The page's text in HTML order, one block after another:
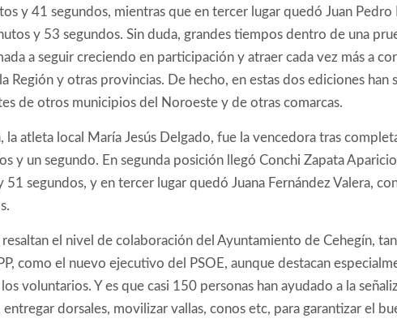
y 41 segundos, mientras que en tercer lugar quedó Juan Pedro
y 53 segundos. Sin duda, grandes tiempos dentro de una
a seguir creciendo en participación y atraer cada vez más a
Región y otras provincias. De hecho, en estas dos ediciones han
de otros municipios del Noroeste y de otras comarcas.
la atleta local María Jesús Delgado, fue la vencedora tras
y un segundo. En segunda posición llegó Conchi Zapata
51 segundos, y en tercer lugar quedó Juana Fernández Valera,
el nivel de colaboración del Ayuntamiento de Cehegín,
como el nuevo ejecutivo del PSOE, aunque destacan
voluntarios. Y es que casi 150 personas han ayudado a la
entregar dorsales, movilizar vallas, conos etc, para garantizar el